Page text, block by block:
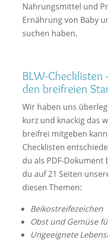
Nahrungsmittel und
Ernährung von Baby
suchen haben.
BLW-
den breifreien
Wir haben uns
kurz und knackig das
breifrei mitgeben
Checklisten
du als PDF-
du auf 21 Seiten
diesen Themen:
Beikostreifezeichen
Obst und Gemüse
Ungeeignete